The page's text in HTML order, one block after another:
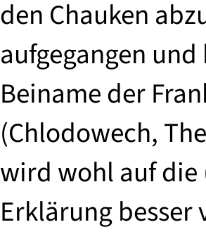
den Chauken
aufgegangen
Beiname der
(Chlodowech,
wird wohl auf
Erklärung